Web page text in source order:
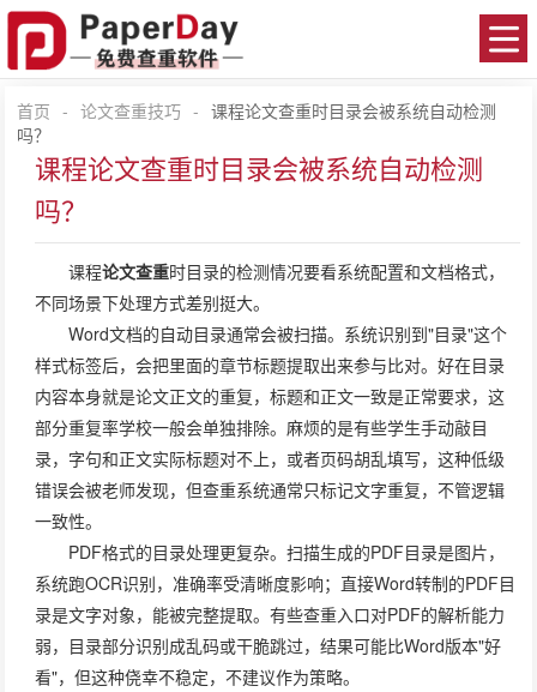
首页 - 论文查重技巧 - 课程论文查重时目录会被系统自动检测
吗？
课程论文查重时目录会被系统自动检测
吗？
课程论文查重时目录的检测情况要看系统配置和文档格式，
不同场景下处理方式差别挺大。
Word文档的自动目录通常会被扫描。系统识别到"目录"这个
样式标签后，会把里面的章节标题提取出来参与比对。好在目录
内容本身就是论文正文的重复，标题和正文一致是正常要求，这
部分重复率学校一般会单独排除。麻烦的是有些学生手动敲目
录，字句和正文实际标题对不上，或者页码胡乱填写，这种低级
错误会被老师发现，但查重系统通常只标记文字重复，不管逻辑
一致性。
PDF格式的目录处理更复杂。扫描生成的PDF目录是图片，
系统跑OCR识别，准确率受清晰度影响；直接Word转制的PDF目
录是文字对象，能被完整提取。有些查重入口对PDF的解析能力
弱，目录部分识别成乱码或干脆跳过，结果可能比Word版本"好
看"，但这种侥幸不稳定，不建议作为策略。